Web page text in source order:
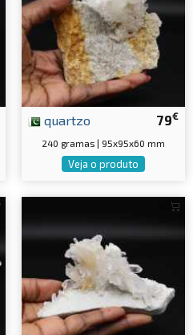
79€
quartzo
240 gramas | 95x95x60 mm
Veja o produto